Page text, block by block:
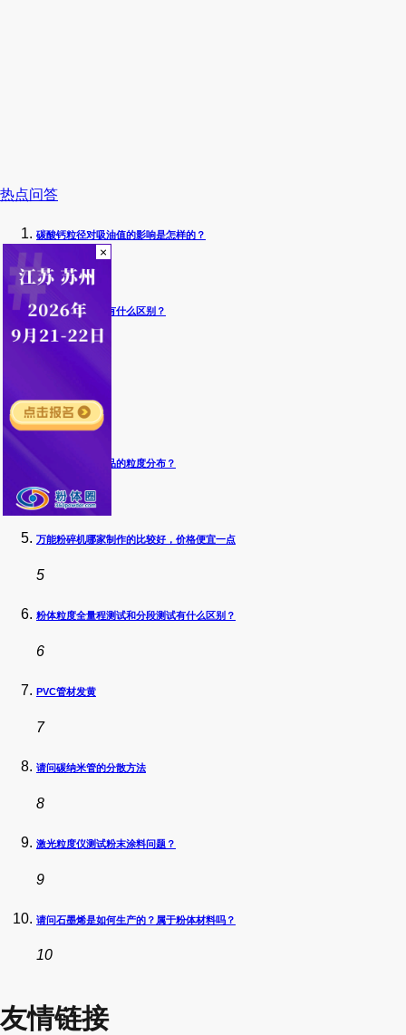
热点问答
碳酸钙粒径对吸油值的影响是怎样的？
1
炭黑和石墨导电有什么区别？
2
3
为什么要控制药品的粒度分布？
4
万能粉碎机哪家制作的比较好，价格便宜一点
5
粉体粒度全量程测试和分段测试有什么区别？
6
PVC管材发黄
7
请问碳纳米管的分散方法
8
激光粒度仪测试粉末涂料问题？
9
请问石墨烯是如何生产的？属于粉体材料吗？
10
友情链接
×